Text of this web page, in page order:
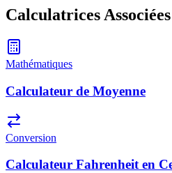
Calculatrices Associées
Mathématiques
Calculateur de Moyenne
Conversion
Calculateur Fahrenheit en